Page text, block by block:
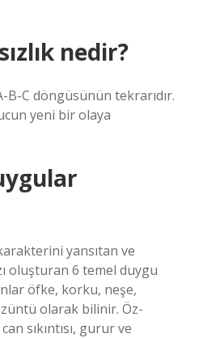
nedir?
B-C döngüsünün tekrarıdır.
yeni bir olaya
yansıtan ve
oluşturan 6 temel duygu
öfke, korku, neşe,
olarak bilinir. Öz-
sıkıntısı, gurur ve